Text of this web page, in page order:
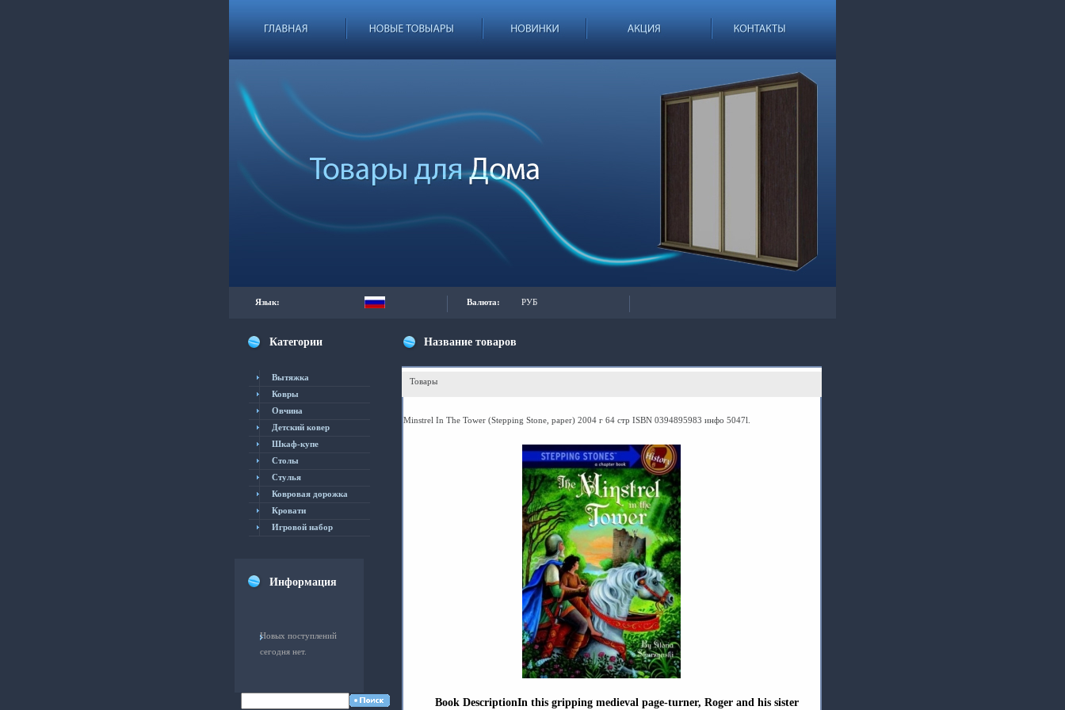
Язык: Валюта: РУБ
Категории
Вытяжка
Ковры
Овчина
Детский ковер
Шкаф-купе
Столы
Cтулья
Ковровая дорожка
Кровати
Игровой набор
Информация
Новых поступлений
сегодня нет.
Название товаров
Товары
Minstrel In The Tower (Stepping Stone, paper) 2004 г 64 стр ISBN 0394895983 инфо 5047l.
Book DescriptionIn this gripping medieval page-turner, Roger and his sister